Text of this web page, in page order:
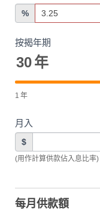
%
按揭年期
30年
1 年
月入
$
(用作計算供款佔入息比率)
每月供款額